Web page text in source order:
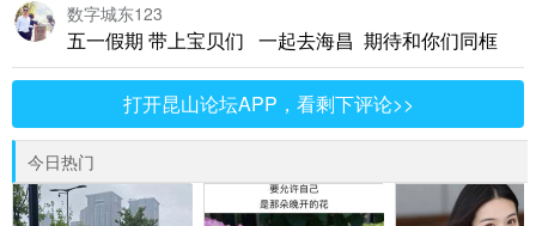
数字城东123
五一假期 带上宝贝们 一起去海昌 期待和你们同框
打开昆山论坛APP，看剩下评论>>
今日热门